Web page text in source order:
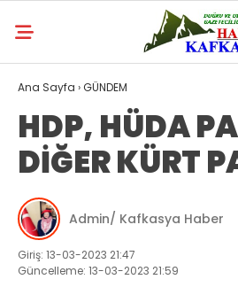
Ana Sayfa ›GÜNDEM
HDP, HÜDA
DİĞER KÜRT
Admin/ Kafkasya Haber
Giriş: 13-03-2023 21:47
Güncelleme: 13-03-2023 21:59